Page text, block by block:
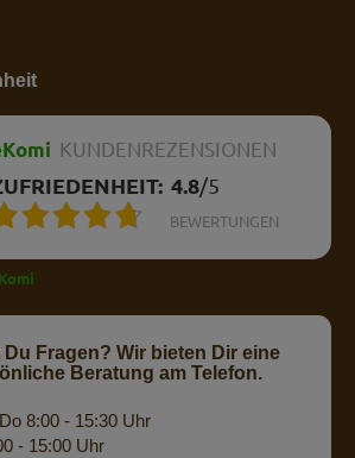
KUNDENREZENSIONEN
4.8/5
BEWERTUNGEN
Du Fragen? Wir bieten Dir eine
Beratung am Telefon.
8:00 - 15:30 Uhr
- 15:00 Uhr